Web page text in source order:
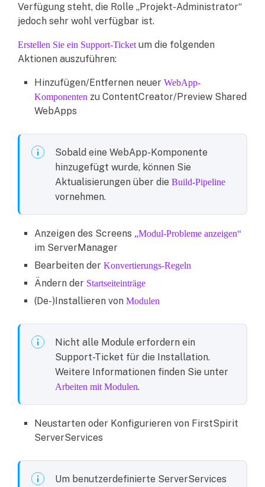
Verfügung steht, die Rolle „Projekt-Administrator“
jedoch sehr wohl verfügbar ist.
Erstellen Sie ein Support-Ticket um die folgenden
Aktionen auszuführen:
Hinzufügen/Entfernen neuer WebApp-
Komponenten zu ContentCreator/Preview Shared
WebApps
Sobald eine WebApp-Komponente
hinzugefügt wurde, können Sie
Aktualisierungen über die Build-Pipeline
vornehmen.
Anzeigen des Screens „Modul-Probleme anzeigen“
im ServerManager
Bearbeiten der Konvertierungs-Regeln
Ändern der Startseiteinträge
(De-)Installieren von Modulen
Nicht alle Module erfordern ein
Support-Ticket für die Installation.
Weitere Informationen finden Sie unter
Arbeiten mit Modulen.
Neustarten oder Konfigurieren von FirstSpirit
ServerServices
Um benutzerdefinierte ServerServices